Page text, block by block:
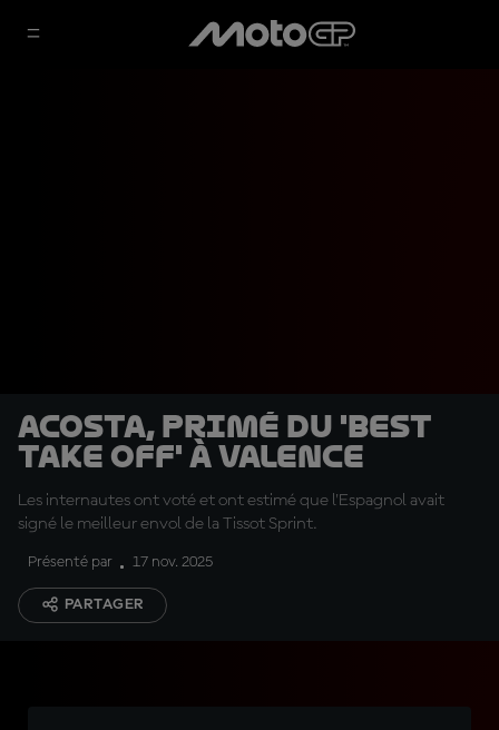
Acosta, primé du 'Best
Take Off' à Valence
Les internautes ont voté et ont estimé que l'Espagnol avait
signé le meilleur envol de la Tissot Sprint.
Présenté par 17 nov. 2025
PARTAGER